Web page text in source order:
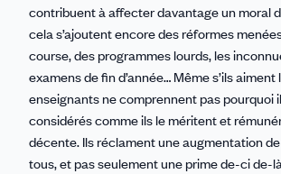
contribuent à affecter davantage un moral
cela s’ajoutent encore des réformes
course, des programmes lourds, les
examens de fin d’année… Même s’ils
enseignants ne comprennent pas pourquoi
considérés comme ils le méritent et
décente. Ils réclament une augmentation
tous, et pas seulement une prime de-ci de-